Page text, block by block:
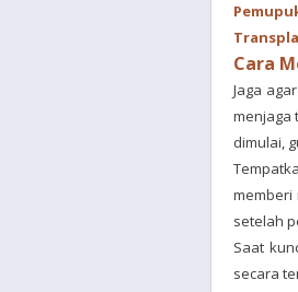
Cara
Jaga
menjaga
dimulai,
memberi
setelah
Saat
secara